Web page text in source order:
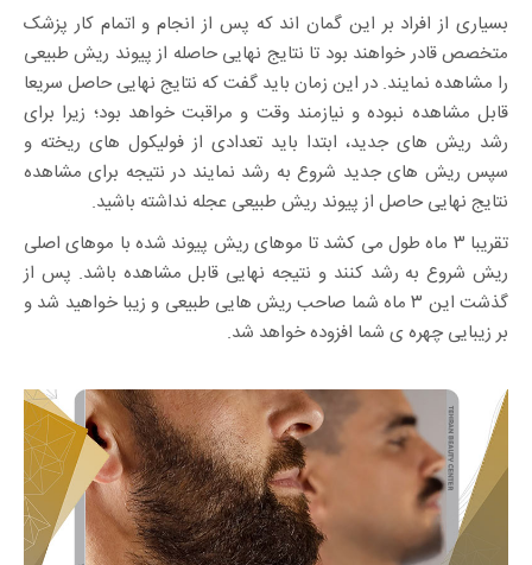
بسیاری از افراد بر این گمان اند که پس از انجام و اتمام کار پزشک
متخصص قادر خواهند بود تا نتایج نهایی حاصله از پیوند ریش طبیعی
را مشاهده نمایند. در این زمان باید گفت که نتایج نهایی حاصل سریعا
قابل مشاهده نبوده و نیازمند وقت و مراقبت خواهد بود؛ زیرا برای
رشد ریش های جدید، ابتدا باید تعدادی از فولیکول های ریخته و
سپس ریش های جدید شروع به رشد نمایند در نتیجه برای مشاهده
نتایج نهایی حاصل از پیوند ریش طبیعی عجله نداشته باشید.
تقریبا ۳ ماه طول می کشد تا موهای ریش پیوند شده با موهای اصلی
ریش شروع به رشد کنند و نتیجه نهایی قابل مشاهده باشد. پس از
گذشت این ۳ ماه شما صاحب ریش هایی طبیعی و زیبا خواهید شد و
بر زیبایی چهره ی شما افزوده خواهد شد.